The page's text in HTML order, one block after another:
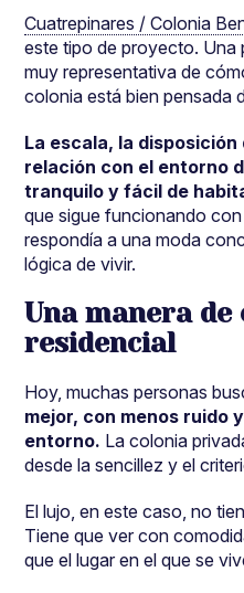
Cuatrepinares / Colonia
este tipo de proyecto. Una
muy representativa de
colonia está bien pensada
La escala, la
relación con el entorno
tranquilo y fácil de
que sigue funcionando
respondía a una moda
lógica de vivir.
Una manera
residencial
Hoy, muchas personas
mejor, con menos ruido
entorno. La colonia
desde la sencillez y el
El lujo, en este caso, no
Tiene que ver con
que el lugar en el que se